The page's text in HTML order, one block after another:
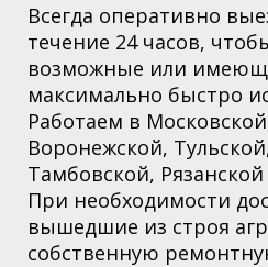
Всегда оперативно
течение 24 часов,
возможные или
максимально быстро
Работаем в
Воронежской,
Тамбовской, Рязанской
При необходимости
вышедшие из строя
собственную